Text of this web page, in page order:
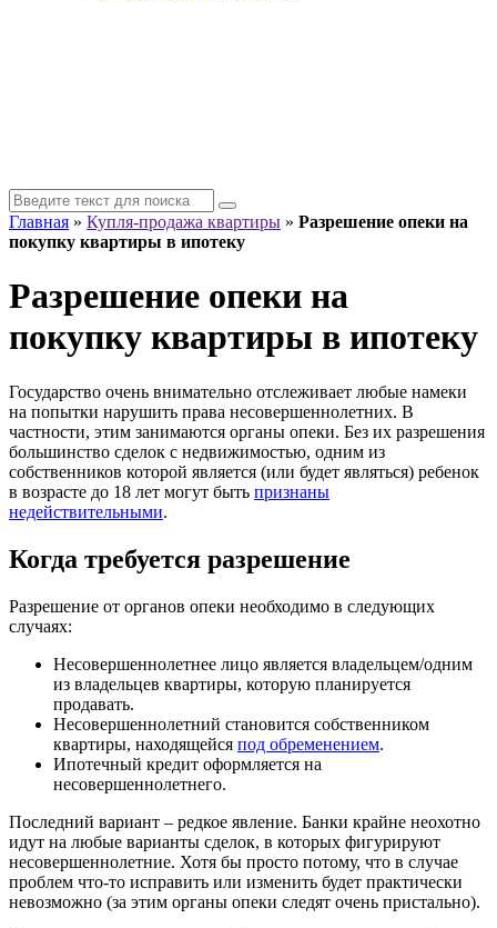
Главная » Купля-продажа квартиры » Разрешение опеки на
покупку квартиры в ипотеку
Разрешение опеки на
покупку квартиры в ипотеку
Государство очень внимательно отслеживает любые намеки
на попытки нарушить права несовершеннолетних. В
частности, этим занимаются органы опеки. Без их разрешения
большинство сделок с недвижимостью, одним из
собственников которой является (или будет являться) ребенок
в возрасте до 18 лет могут быть признаны
недействительными.
Когда требуется разрешение
Разрешение от органов опеки необходимо в следующих
случаях:
Несовершеннолетнее лицо является владельцем/одним
из владельцев квартиры, которую планируется
продавать.
Несовершеннолетний становится собственником
квартиры, находящейся под обременением.
Ипотечный кредит оформляется на
несовершеннолетнего.
Последний вариант – редкое явление. Банки крайне неохотно
идут на любые варианты сделок, в которых фигурируют
несовершеннолетние. Хотя бы просто потому, что в случае
проблем что-то исправить или изменить будет практически
невозможно (за этим органы опеки следят очень пристально).